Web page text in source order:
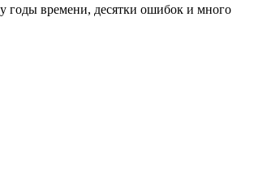
годы времени, десятки ошибок и много